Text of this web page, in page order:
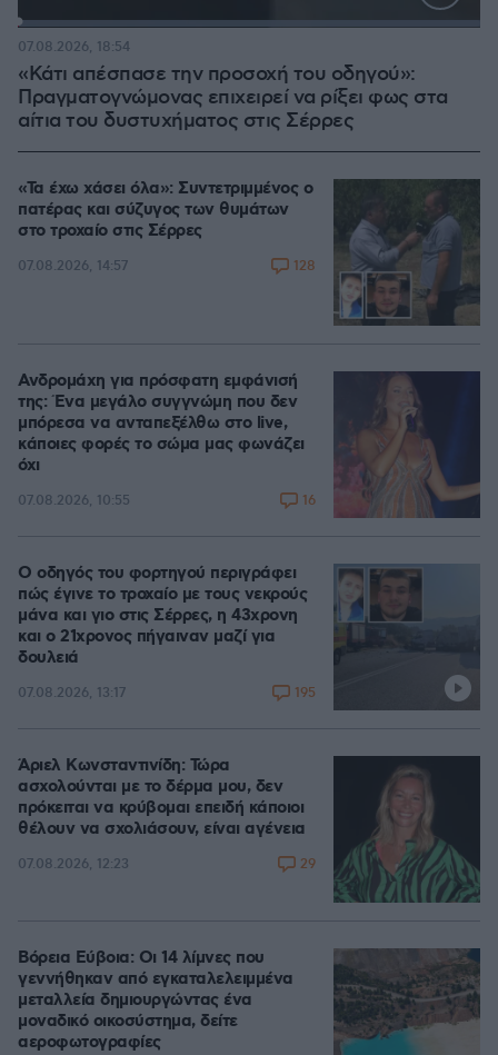
Loaded:
«Κάτι απέσπασε την προσοχή του οδηγού»:
Πραγματογνώμονας επιχειρεί να ρίξει φως στα
αίτια του δυστυχήματος στις Σέρρες
07.08.2026, 18:54
«Τα έχω χάσει όλα»: Συντετριμμένος ο
πατέρας και σύζυγος των θυμάτων
στο τροχαίο στις Σέρρες
07.08.2026, 14:57 128
Ανδρομάχη για πρόσφατη εμφάνισή
της: Ένα μεγάλο συγγνώμη που δεν
μπόρεσα να ανταπεξέλθω στο live,
κάποιες φορές το σώμα μας φωνάζει
όχι
07.08.2026, 10:55 16
Ο οδηγός του φορτηγού περιγράφει
πώς έγινε το τροχαίο με τους νεκρούς
μάνα και γιο στις Σέρρες, η 43χρονη
και ο 21χρονος πήγαιναν μαζί για
δουλειά
07.08.2026, 13:17 195
Άριελ Κωνσταντινίδη: Τώρα
ασχολούνται με το δέρμα μου, δεν
πρόκειται να κρύβομαι επειδή κάποιοι
θέλουν να σχολιάσουν, είναι αγένεια
07.08.2026, 12:23 29
Βόρεια Εύβοια: Οι 14 λίμνες που
γεννήθηκαν από εγκαταλελειμμένα
μεταλλεία δημιουργώντας ένα
μοναδικό οικοσύστημα, δείτε
αεροφωτογραφίες